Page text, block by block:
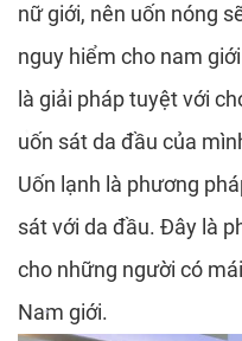
*
nữ giới, nên uốn nóng
nguy hiểm cho nam
là giải pháp tuyệt với
uốn sát da đầu của
Uốn lạnh là phương
sát với da đầu. Đây là
cho những người có
Nam giới.